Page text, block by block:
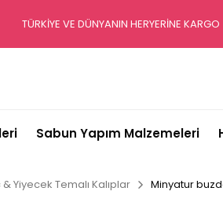
TÜRKİYE VE DÜNYANIN HERYERİNE KARGO
Sabun Yapım Malzemeleri
Yiyecek Temalı Kalıplar Minyatur